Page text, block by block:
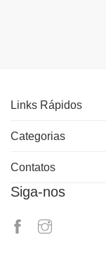
Links Rápidos
Categorias
Contatos
Siga-nos